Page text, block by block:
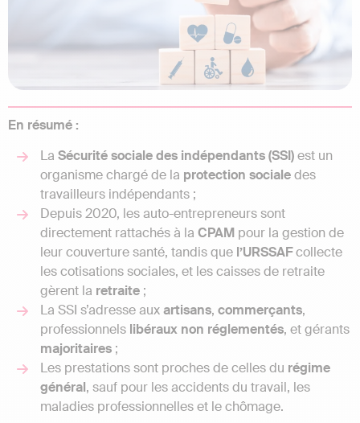
En résumé :
La Sécurité sociale des indépendants (SSI)est un
organisme chargé de la protection socialedes
travailleurs indépendants ;
Depuis 2020, les auto-entrepreneurs sont
directement rattachés à la CPAM pour la gestion de
leur couverture santé, tandis que l’URSSAFcollecte
les cotisations sociales, et les caisses de retraite
gèrent la retraite ;
La SSI s’adresse auxartisans, commerçants,
professionnels libéraux non réglementés, et gérants
majoritaires ;
Les prestations sont proches de celles du régime
général, sauf pour les accidents du travail, les
maladies professionnelles et le chômage.